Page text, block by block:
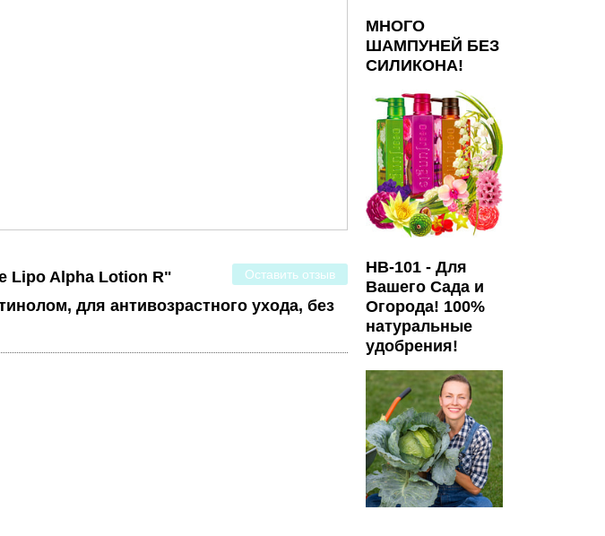
Оставить отзыв
Lipo Alpha Lotion R"
для антивозрастного ухода, без
МНОГО
ШАМПУНЕЙ БЕЗ
СИЛИКОНА!
HB-101 - Для
Вашего Сада и
Огорода! 100%
натуральные
удобрения!